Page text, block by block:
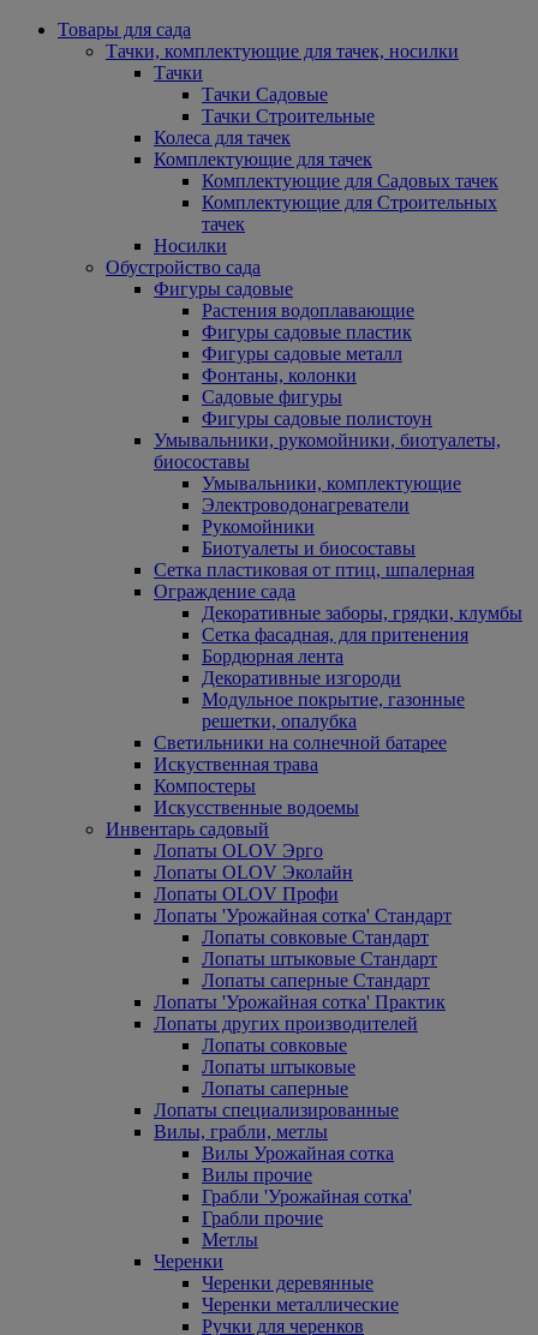
Товары для сада
Тачки, комплектующие для тачек, носилки
Тачки
Тачки Садовые
Тачки Строительные
Колеса для тачек
Комплектующие для тачек
Комплектующие для Садовых тачек
Комплектующие для Строительных
тачек
Носилки
Обустройство сада
Фигуры садовые
Растения водоплавающие
Фигуры садовые пластик
Фигуры садовые металл
Фонтаны, колонки
Садовые фигуры
Фигуры садовые полистоун
Умывальники, рукомойники, биотуалеты,
биосоставы
Умывальники, комплектующие
Электроводонагреватели
Рукомойники
Биотуалеты и биосоставы
Сетка пластиковая от птиц, шпалерная
Ограждение сада
Декоративные заборы, грядки, клумбы
Сетка фасадная, для притенения
Бордюрная лента
Декоративные изгороди
Модульное покрытие, газонные
решетки, опалубка
Светильники на солнечной батарее
Искуственная трава
Компостеры
Искусственные водоемы
Инвентарь садовый
Лопаты OLOV Эрго
Лопаты OLOV Эколайн
Лопаты OLOV Профи
Лопаты 'Урожайная сотка' Стандарт
Лопаты совковые Стандарт
Лопаты штыковые Стандарт
Лопаты саперные Стандарт
Лопаты 'Урожайная сотка' Практик
Лопаты других производителей
Лопаты совковые
Лопаты штыковые
Лопаты саперные
Лопаты специализированные
Вилы, грабли, метлы
Вилы Урожайная сотка
Вилы прочие
Грабли 'Урожайная сотка'
Грабли прочие
Метлы
Черенки
Черенки деревянные
Черенки металлические
Ручки для черенков